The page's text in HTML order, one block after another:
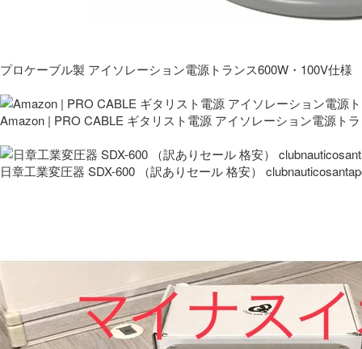
プロケーブル製 アイソレーション電源トランス600W・100V仕様
Amazon | PRO CABLE ギタリスト電源 アイソレーション電源ト
日章工業変圧器 SDX-600 （訳ありセール 格安）